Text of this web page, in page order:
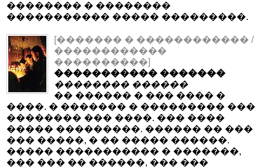
�������� � ��������
����������� ����� ���������.
[������� � ������������ /
������������
����������]
����������� �������
�������� ������
�� ������ � ��� ���� �
����. � ������� � ��������� ���
�������� ��� ����. ��� ����
����� ���������. ������ �� ���
��� �����, � �� ����� ������.
����� ����������� � �������,
��� ��� �� ������, ��� ���